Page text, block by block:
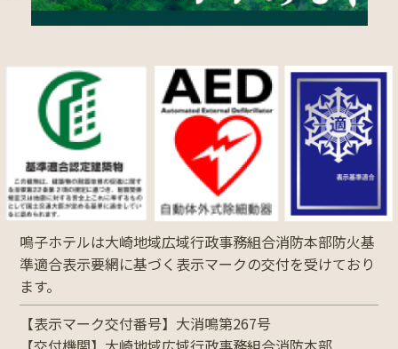
鳴子ホテルは大崎地域広域行政事務組合消防本部防火基
準適合表示要網に基づく表示マークの交付を受けており
ます。
【表示マーク交付番号】大消鳴第267号